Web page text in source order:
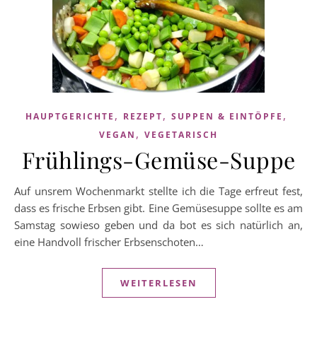
HAUPTGERICHTE , REZEPT, SUPPEN & EINTÖPFE ,
VEGAN , VEGETARISCH
Frühlings-Gemüse-Suppe
Auf unsrem Wochenmarkt stellte ich die Tage erfreut fest,
dass es frische Erbsen gibt. Eine Gemüsesuppe sollte es am
Samstag sowieso geben und da bot es sich natürlich an,
eine Handvoll frischer Erbsenschoten…
WEITERLESEN